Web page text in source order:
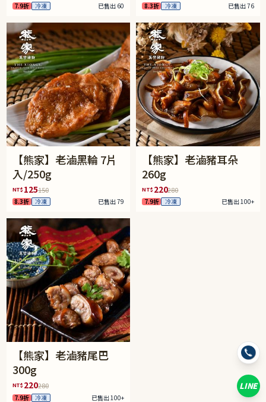
7.9折 冷凍 已售出 60 8.3折 冷凍 已售出 76
【熊家】老滷黑輪 7片
入/250g
NT$ 125150
8.3折 冷凍 已售出 79
【熊家】老滷豬耳朵
260g
NT$ 220280
7.9折 冷凍 已售出 100+
【熊家】老滷豬尾巴
300g
NT$ 220280
7.9折 冷凍 已售出 100+
LINE